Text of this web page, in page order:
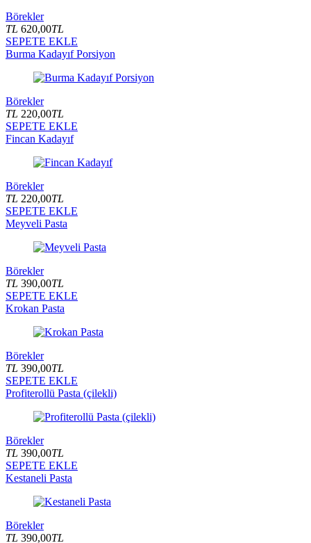
Börekler
TL 620,00TL
SEPETE EKLE
Burma Kadayıf Porsiyon
Börekler
TL 220,00TL
SEPETE EKLE
Fincan Kadayıf
Börekler
TL 220,00TL
SEPETE EKLE
Meyveli Pasta
Börekler
TL 390,00TL
SEPETE EKLE
Krokan Pasta
Börekler
TL 390,00TL
SEPETE EKLE
Profiterollü Pasta (çilekli)
Börekler
TL 390,00TL
SEPETE EKLE
Kestaneli Pasta
Börekler
TL 390,00TL